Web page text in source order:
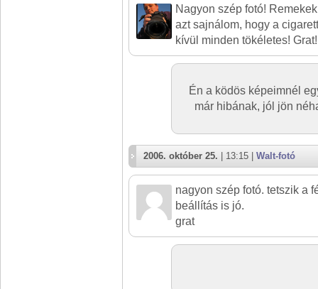
Nagyon szép fotó!
azt sajnálom, hogy a
kívül minden tökéletes! Grat!
Én a ködös képeimnél
már hibának, jól jön
2006. október 25. | 13:15 | Walt-fotó
nagyon szép fotó. tetszik a
beállítás is jó.
grat